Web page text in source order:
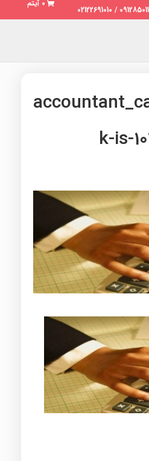
0 آیتم
k-is-